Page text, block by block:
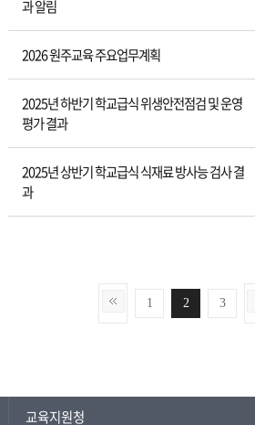
과 알림
2026 원주교육 주요업무계획
2025년 하반기 학교급식 위생안전점검 및 운영
평가 결과
2025년 상반기 학교급식 식재료 방사능 검사 결
과
1 2 3
교육지원청